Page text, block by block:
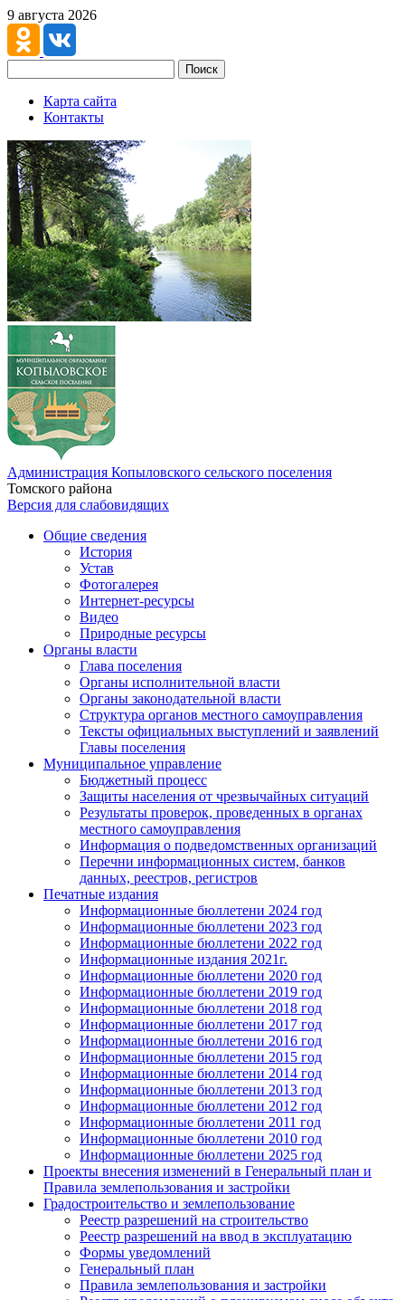
9 августа 2026
Поиск
Карта сайта
Контакты
Администрация Копыловского сельского поселения
Томского района
Версия для слабовидящих
Общие сведения
История
Устав
Фотогалерея
Интернет-ресурсы
Видео
Природные ресурсы
Органы власти
Глава поселения
Органы исполнительной власти
Органы законодательной власти
Структура органов местного самоуправления
Тексты официальных выступлений и заявлений
Главы поселения
Муниципальное управление
Бюджетный процесс
Защиты населения от чрезвычайных ситуаций
Результаты проверок, проведенных в органах
местного самоуправления
Информация о подведомственных организаций
Перечни информационных систем, банков
данных, реестров, регистров
Печатные издания
Информационные бюллетени 2024 год
Информационные бюллетени 2023 год
Информационные бюллетени 2022 год
Информационные издания 2021г.
Информационные бюллетени 2020 год
Информационные бюллетени 2019 год
Информационные бюллетени 2018 год
Информационные бюллетени 2017 год
Информационные бюллетени 2016 год
Информационные бюллетени 2015 год
Информационные бюллетени 2014 год
Информационные бюллетени 2013 год
Информационные бюллетени 2012 год
Информационные бюллетени 2011 год
Информационные бюллетени 2010 год
Информационные бюллетени 2025 год
Проекты внесения изменений в Генеральный план и
Правила землепользования и застройки
Градостроительство и землепользование
Реестр разрешений на строительство
Реестр разрешений на ввод в эксплуатацию
Формы уведомлений
Генеральный план
Правила землепользования и застройки